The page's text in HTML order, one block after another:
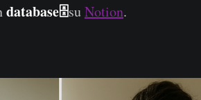
database🗄️suNotion.